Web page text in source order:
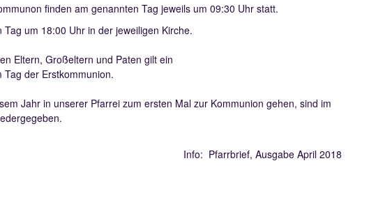
finden am genannten Tag jeweils um 09:30 Uhr statt.
um 18:00 Uhr in der jeweiligen Kirche.
Eltern, Großeltern und Paten gilt ein
Tag der Erstkommunion.
Jahr in unserer Pfarrei zum ersten Mal zur Kommunion gehen, sind im
Info: Pfarrbrief, Ausgabe April 2018